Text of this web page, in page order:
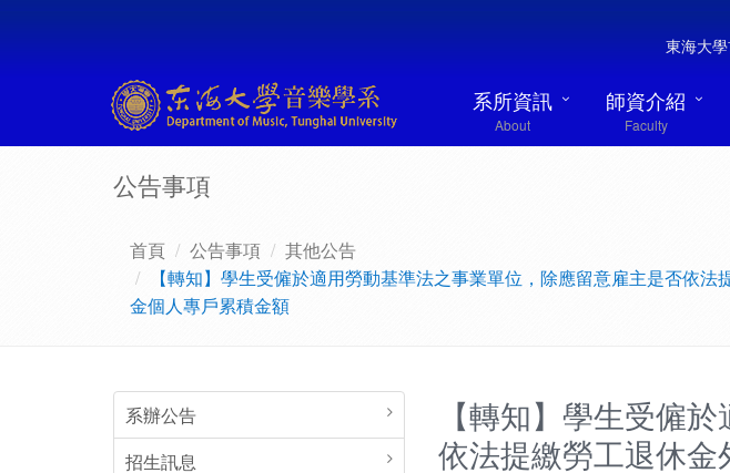
東海大
系所資訊
About
師資介紹
Faculty
公告事項
首頁 公告事項
其他公告
【轉知】學生受僱於適用勞動基準法之事業單位，除應留意雇主是否依
金個人專戶累積金額
系辦公告
招生訊息
【轉知】學生受僱
依法提繳勞工退休